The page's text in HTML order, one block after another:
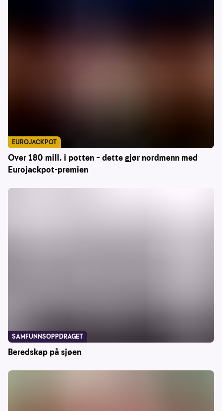
Over 180 mill. i potten – dette gjør nordmenn med
Eurojackpot-premien
EUROJACKPOT
Beredskap på sjøen
SAMFUNNSOPPDRAGET